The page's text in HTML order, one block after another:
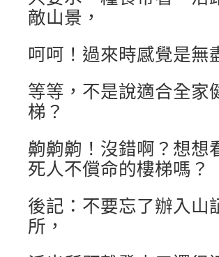
敵山景，
呵呵！過來時感覺是無
等等，不是說適合全家
梯？
齁齁齁！沒錯啊？想想
死人不償命的樓梯嗎？
後記：不要忘了辦入山
所，